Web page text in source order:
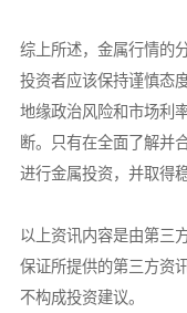
综上所述，金属行情的
投资者应该保持谨慎态
地缘政治风险和市场利
断。只有在全面了解并
进行金属投资，并取得
以上资讯内容是由第三
保证所提供的第三方资
不构成投资建议。